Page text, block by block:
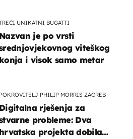
UNIKATNI BUGATTI
Nazvan je po vrsti
viteškog
konja i visok samo metar
POKROVITELJ PHILIP MORRIS ZAGREB
Digitalna rješenja za
probleme: Dva
hrvatska projekta dobila